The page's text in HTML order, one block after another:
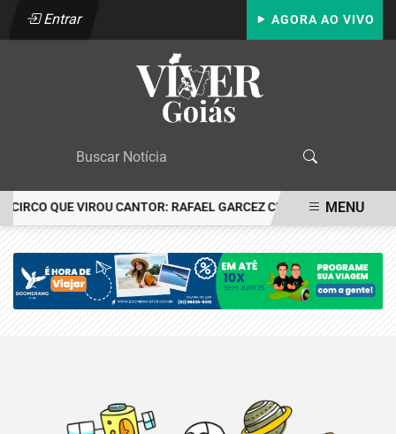
Entrar AGORA AO VIVO
CIRCO QUE VIROU CANTOR: RAFAEL GARCEZ CELEBRA 24 ANOS
MENU